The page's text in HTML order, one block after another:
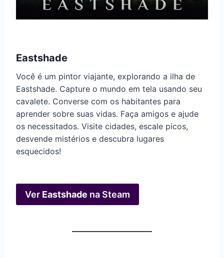
Eastshade
Você é um pintor viajante, explorando a ilha de
Eastshade. Capture o mundo em tela usando seu
cavalete. Converse com os habitantes para
aprender sobre suas vidas. Faça amigos e ajude
os necessitados. Visite cidades, escale picos,
desvende mistérios e descubra lugares
esquecidos!
Ver Eastshade na Steam